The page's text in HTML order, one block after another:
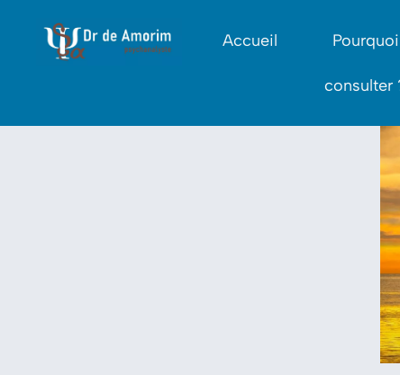
Accueil Pourquoi
consulter